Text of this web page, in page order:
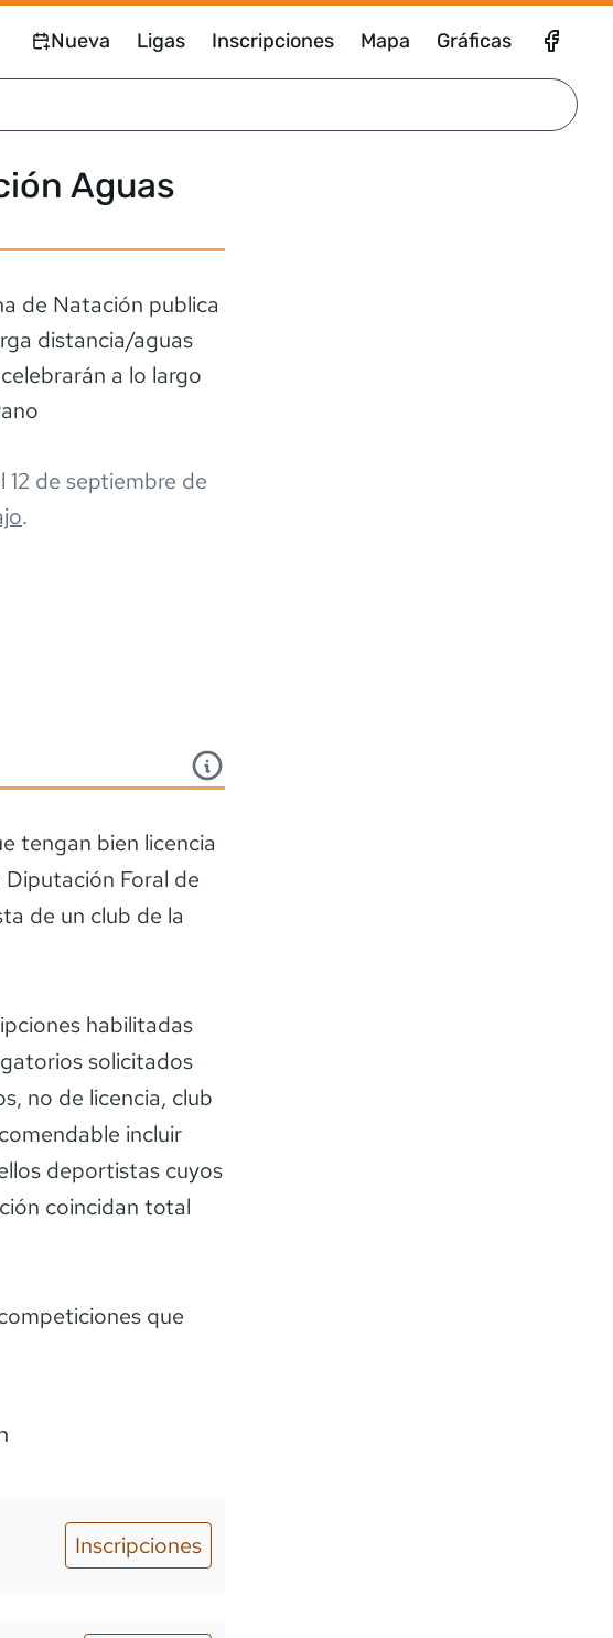
Nueva Ligas Inscripciones Mapa Gráficas
Aguas
de Natación publica
distancia/aguas
a lo largo
12 de septiembre de
.
tengan bien licencia
Foral de
de un club de la
habilitadas
solicitados
no de licencia, club
incluir
deportistas cuyos
coincidan total
que
Inscripciones